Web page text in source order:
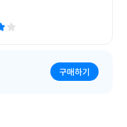
구매하기